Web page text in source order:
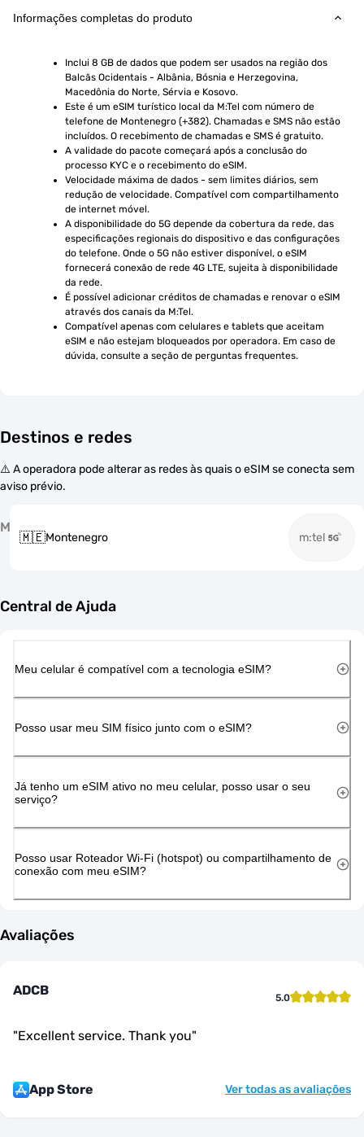
Informações completas do produto
Inclui 8 GB de dados que podem ser usados na região dos
Balcãs Ocidentais - Albânia, Bósnia e Herzegovina,
Macedônia do Norte, Sérvia e Kosovo.
Este é um eSIM turístico local da M:Tel com número de
telefone de Montenegro (+382). Chamadas e SMS não estão
incluídos. O recebimento de chamadas e SMS é gratuito.
A validade do pacote começará após a conclusão do
processo KYC e o recebimento do eSIM.
Velocidade máxima de dados - sem limites diários, sem
redução de velocidade. Compatível com compartilhamento
de internet móvel.
A disponibilidade do 5G depende da cobertura da rede, das
especificações regionais do dispositivo e das configurações
do telefone. Onde o 5G não estiver disponível, o eSIM
fornecerá conexão de rede 4G LTE, sujeita à disponibilidade
da rede.
É possível adicionar créditos de chamadas e renovar o eSIM
através dos canais da M:Tel.
Compatível apenas com celulares e tablets que aceitam
eSIM e não estejam bloqueados por operadora. Em caso de
dúvida, consulte a seção de perguntas frequentes.
Destinos e redes
⚠️ A operadora pode alterar as redes às quais o eSIM se conecta sem
aviso prévio.
M
🇲🇪Montenegro m:tel
Central de Ajuda
Meu celular é compatível com a tecnologia eSIM?
Posso usar meu SIM físico junto com o eSIM?
Já tenho um eSIM ativo no meu celular, posso usar o seu
serviço?
Posso usar Roteador Wi-Fi (hotspot) ou compartilhamento de
conexão com meu eSIM?
Avaliações
ADCB 5.0
"Excellent service. Thank you"
App Store Ver todas as avaliações